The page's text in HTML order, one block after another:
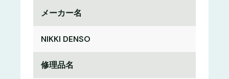
メーカー名
NIKKI DENSO
修理品名